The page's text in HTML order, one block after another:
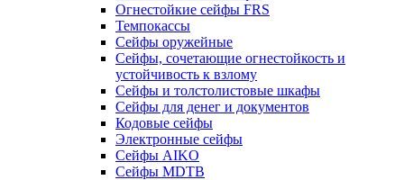
Огнестойкие сейфы FRS
Темпокассы
Сейфы оружейные
Сейфы, сочетающие огнестойкость и
устойчивость к взлому
Сейфы и толстолистовые шкафы
Сейфы для денег и документов
Кодовые сейфы
Электронные сейфы
Сейфы AIKO
Сейфы MDTB